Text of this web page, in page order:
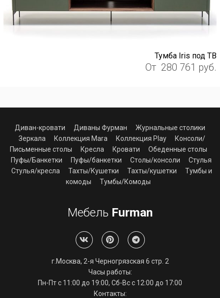
Тумба Iris под ТВ
От 280 761 руб.
Диван-кровати Диваны Фурман
Журнальные столики
Зеркала
Коллекция Mara Коллекция Play
Консоли/
Письменные столы
Кресла Кровати
Обеденные столы
Пуфы/Банкетки
Пуфы/банкетки Столы/консоли
Стулья
Стулья/кресла
Тахты/Кушетки Тахты/кушетки
Тумбы и
комоды
Тумбы/Комоды
Мебель Furman
г.Москва, 2-я Черногрязская 6 стр. 2
Часы работы:
Пн-Пт с 11:00 до 19:00, Сб-Вс с 12:00 до 17:00
Контакты: